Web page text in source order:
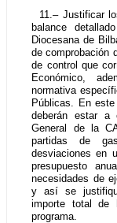
11.– Justificar
balance
Diocesana de
de comprobación
de control que
Económico,
normativa
Públicas. En
deberán estar a
General de la
partidas de
desviaciones en
presupuesto
necesidades de
y así se
importe total de
programa.